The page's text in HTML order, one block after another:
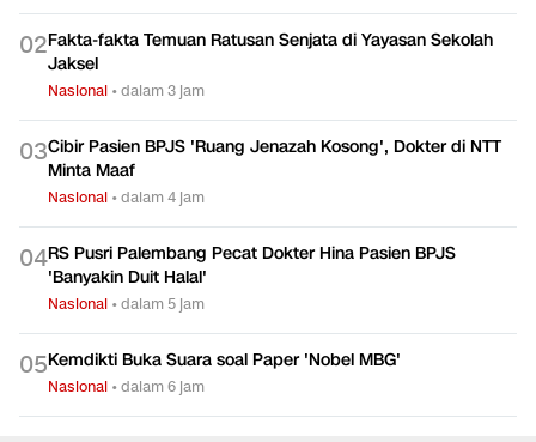
02Fakta-fakta Temuan Ratusan Senjata di Yayasan Sekolah
Jaksel
Nasional •dalam 3 jam
03Cibir Pasien BPJS 'Ruang Jenazah Kosong', Dokter di NTT
Minta Maaf
Nasional •dalam 4 jam
04RS Pusri Palembang Pecat Dokter Hina Pasien BPJS
'Banyakin Duit Halal'
Nasional •dalam 5 jam
05Kemdikti Buka Suara soal Paper 'Nobel MBG'
Nasional •dalam 6 jam